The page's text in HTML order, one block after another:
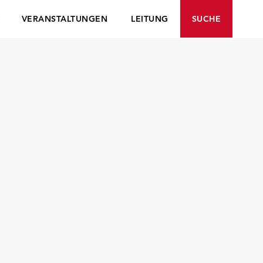
VERANSTALTUNGEN LEITUNG SUCHE